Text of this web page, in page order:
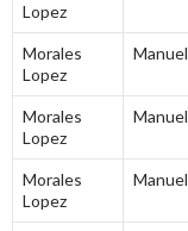
Lopez
Morales
Lopez
Manuel
Morales
Lopez
Manuel
Morales
Lopez
Manuel